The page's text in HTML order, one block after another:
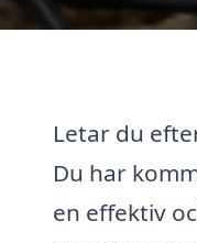
Letar du
Du har
en effektiv